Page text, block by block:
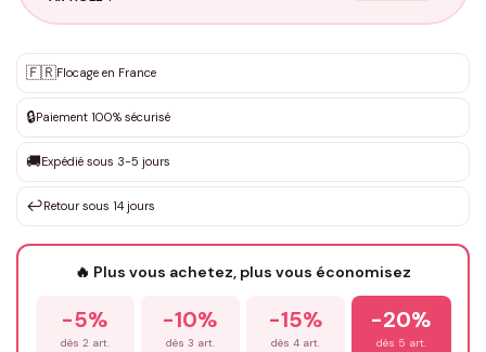
✨ Personnalisation sur mesure
DEVIS GRATUIT · Personnalisation de 3 à 10€ selon la demande
Que souhaitez-vous ?*
Votre texte / idée*
Prénom*
🇫🇷Flocage en France
🔒Paiement 100% sécurisé
🚚Expédié sous 3-5 jours
↩️Retour sous 14 jours
🔥 Plus vous achetez, plus vous économisez
-5%
dès 2 art.
-10%
dès 3 art.
-15%
dès 4 art.
-20%
dès 5 art.